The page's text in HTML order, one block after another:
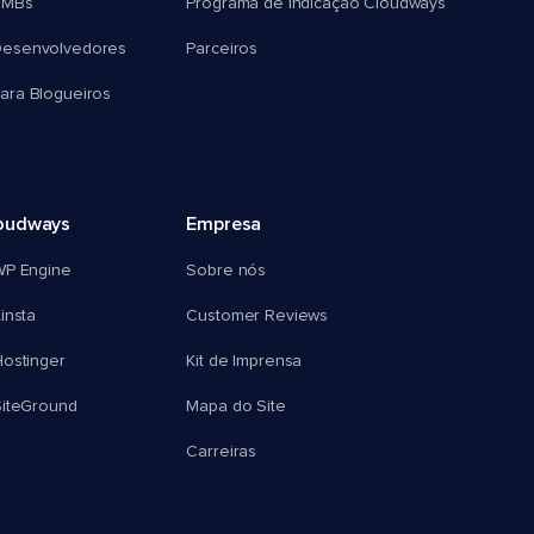
Blogueiros
Programa de Indicação Cloudways
Parceiros
Engine
Empresa
Sobre nós
Customer Reviews
Kit de Imprensa
Mapa do Site
Carreiras